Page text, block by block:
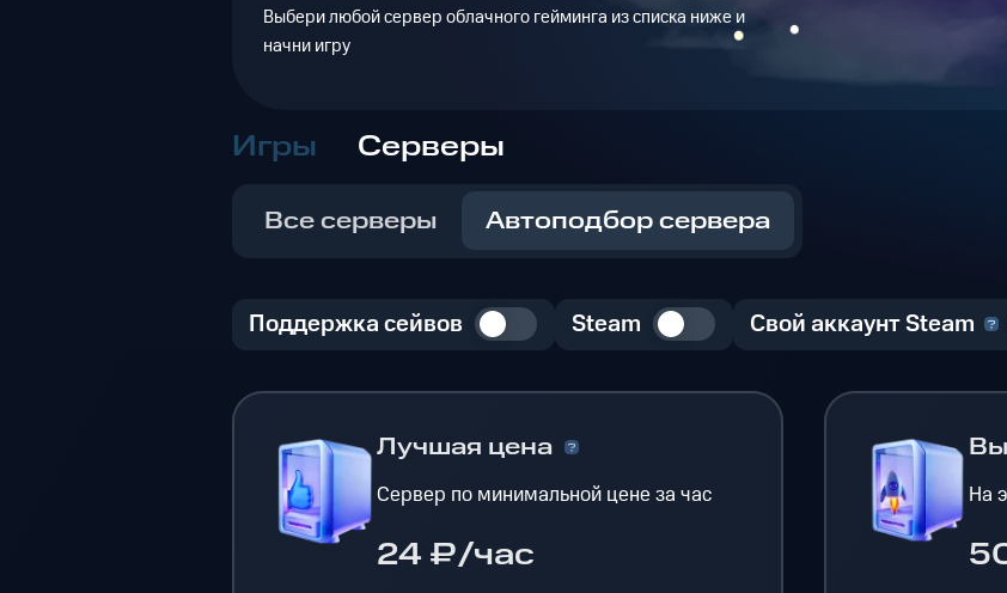
Выбери любой сервер облачного гейминга из списка ниже и
начни игру
Игры Серверы
Все серверы Автоподбор сервера
Поддержка сейвов Steam Свой аккаунт Steam
Лучшая цена
Сервер по минимальной цене за час
24 ₽/час
На